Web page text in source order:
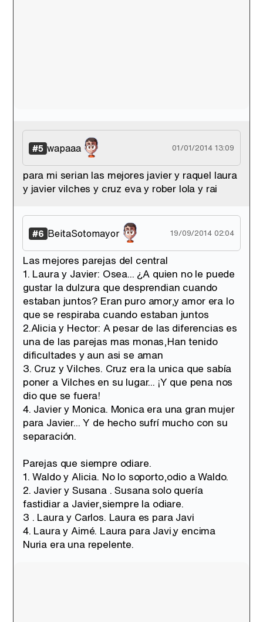
#5 wapaaa 01/01/2014 13:09
para mi serian las mejores javier y raquel laura
y javier vilches y cruz eva y rober lola y rai
#6 BeitaSotomayor 19/09/2014 02:04
Las mejores parejas del central
1. Laura y Javier: Osea... ¿A quien no le puede
gustar la dulzura que desprendian cuando
estaban juntos? Eran puro amor,y amor era lo
que se respiraba cuando estaban juntos
2.Alicia y Hector: A pesar de las diferencias es
una de las parejas mas monas,Han tenido
dificultades y aun asi se aman
3. Cruz y Vilches. Cruz era la unica que sabía
poner a Vilches en su lugar... ¡Y que pena nos
dio que se fuera!
4. Javier y Monica. Monica era una gran mujer
para Javier... Y de hecho sufrí mucho con su
separación.
Parejas que siempre odiare.
1. Waldo y Alicia. No lo soporto,odio a Waldo.
2. Javier y Susana . Susana solo quería
fastidiar a Javier,siempre la odiare.
3 . Laura y Carlos. Laura es para Javi
4. Laura y Aimé. Laura para Javi,y encima
Nuria era una repelente.